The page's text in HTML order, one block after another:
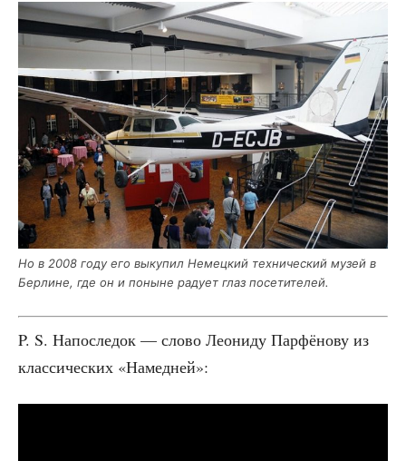
Но в 2008 году его выку­пил Немец­кий тех­ни­че­ский музей в
Бер­лине, где он и поныне раду­ет глаз посетителей.
P. S. Напо­сле­док — сло­во Лео­ни­ду Пар­фё­но­ву из
клас­си­че­ских «Намед­ней»: